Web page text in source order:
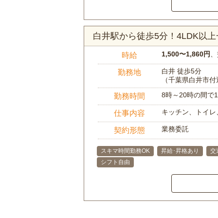
白井駅から徒歩5分！4LDK以
時給 1,500〜1,860円
勤務地
白井 徒歩5分
（千葉県白井市
勤務時間 8時～20時の間で
仕事内容 キッチン、トイ
契約形態 業務委託
スキマ時間勤務OK 昇給･昇格あり
交
シフト自由